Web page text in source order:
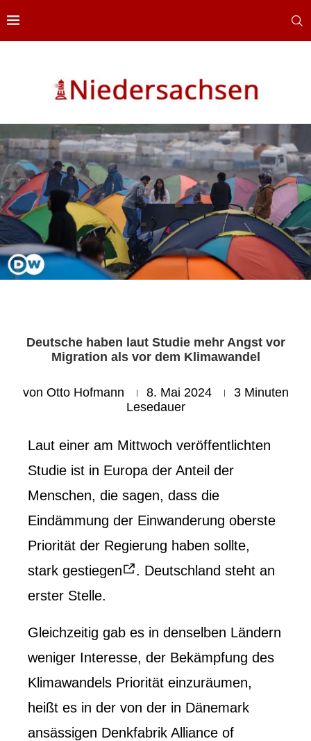
Deutsche haben laut Studie mehr Angst vor
Migration als vor dem Klimawandel
von Otto Hofmann 8. Mai 2024
3 Minuten
Lesedauer
Laut einer am Mittwoch veröffentlichten
Studie ist in Europa der Anteil der
Menschen, die sagen, dass die
Eindämmung der Einwanderung oberste
Priorität der Regierung haben sollte,
stark gestiegen
. Deutschland steht an
erster Stelle.
Gleichzeitig gab es in denselben Ländern
weniger Interesse, der Bekämpfung des
Klimawandels Priorität einzuräumen,
heißt es in der von der in Dänemark
ansässigen Denkfabrik Alliance of